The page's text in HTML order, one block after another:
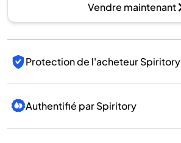
Vendre maintenant
Protection de l'acheteur Spiritory
Authentifié par Spiritory